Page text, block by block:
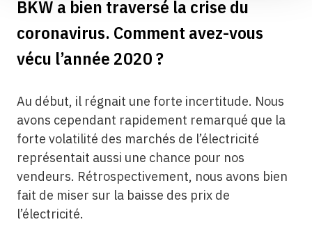
BKW a bien traversé la crise du
coronavirus. Comment avez-vous
vécu l’année 2020 ?
Au début, il régnait une forte incertitude. Nous
avons cependant rapidement remarqué que la
forte volatilité des marchés de l’électricité
représentait aussi une chance pour nos
vendeurs. Rétrospectivement, nous avons bien
fait de miser sur la baisse des prix de
l’électricité.